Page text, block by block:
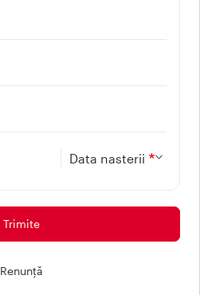
Data nasterii
Renunţă
- ANPC
de Sanatate REGINA MARIA.